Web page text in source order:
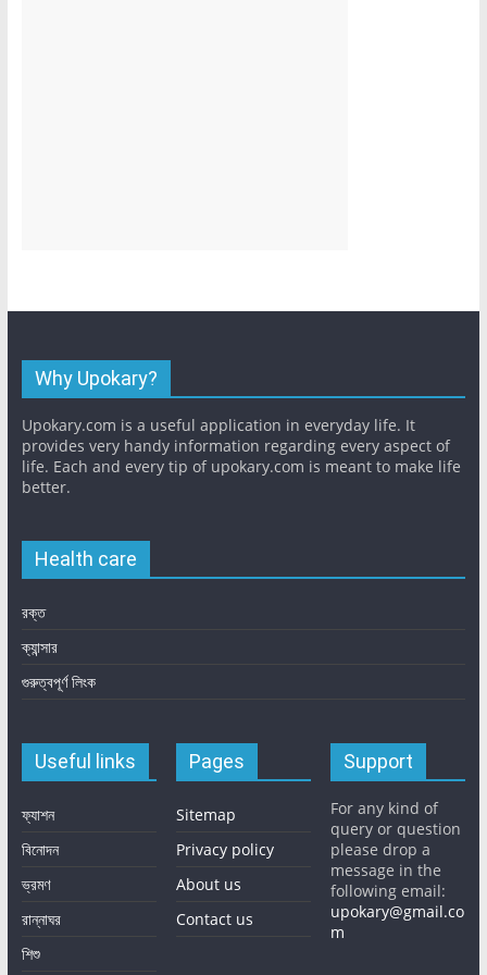
Why Upokary?
Upokary.com is a useful application in everyday life. It
provides very handy information regarding every aspect of
life. Each and every tip of upokary.com is meant to make life
better.
Health care
রক্ত
ক্যান্সার
গুরুত্বপূর্ণ লিংক
Useful links
ফ্যাশন
বিনোদন
ভ্রমণ
রান্নাঘর
শিশু
Pages
Sitemap
Privacy policy
About us
Contact us
Support
For any kind of
query or question
please drop a
message in the
following email:
upokary@gmail.co
m